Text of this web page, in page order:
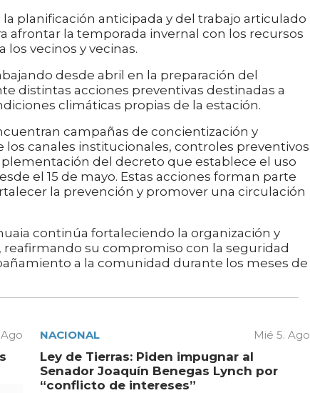
planificación anticipada y del trabajo articulado
afrontar la temporada invernal con los recursos
los vecinos y vecinas.
desde abril en la preparación del
distintas acciones preventivas destinadas a
climáticas propias de la estación.
campañas de concientización y
canales institucionales, controles preventivos
del decreto que establece el uso
el 15 de mayo. Estas acciones forman parte
la prevención y promover una circulación
continúa fortaleciendo la organización y
reafirmando su compromiso con la seguridad
a la comunidad durante los meses de
NACIONAL Mié 5. Ago
Ley de Tierras: Piden impugnar al
Senador Joaquín Benegas Lynch por
“conflicto de intereses”